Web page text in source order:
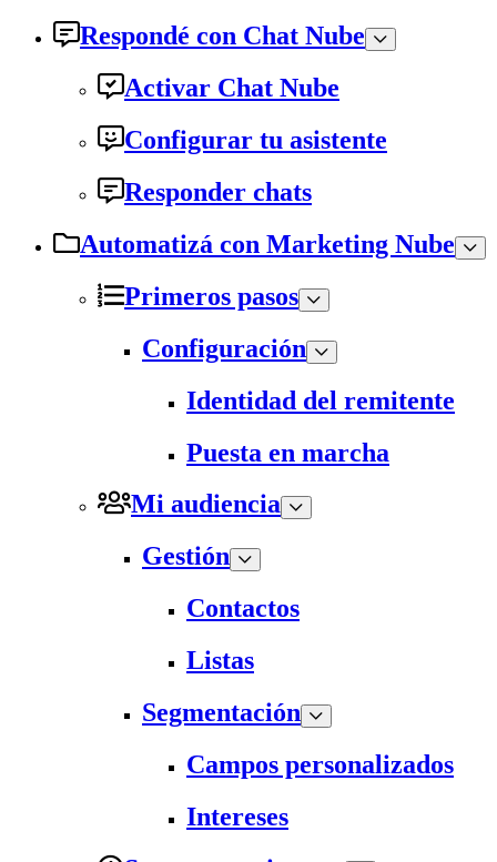
Respondé con Chat Nube
Activar Chat Nube
Configurar tu asistente
Responder chats
Automatizá con Marketing Nube
Primeros pasos
Configuración
Identidad del remitente
Puesta en marcha
Mi audiencia
Gestión
Contactos
Listas
Segmentación
Campos personalizados
Intereses